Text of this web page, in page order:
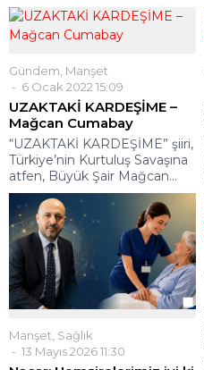
Gündem Manşet
6 Ocak 2022 15:09
UZAKTAKİ KARDEŞİME –
Mağcan Cumabay
“UZAKTAKİ KARDEŞİME” şiiri,
Türkiye’nin Kurtuluş Savaşına
atfen, Büyük Şair Mağcan...
Manşet Sağlık
13 Mayıs 2026 11:30